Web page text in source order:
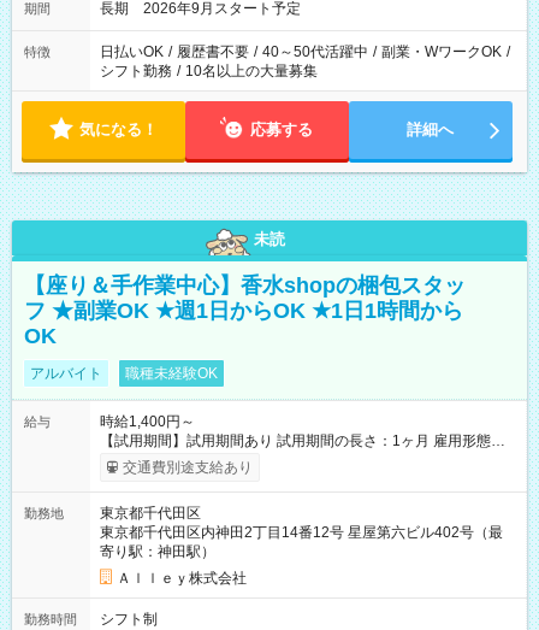
期間 長期 2026年9月スタート予定
特徴 日払いOK / 履歴書不要 / 40～50代活躍中 / 副業・WワークOK /
シフト勤務 / 10名以上の大量募集
気になる！ 応募する 詳細へ
未読
【座り＆手作業中心】香水shopの梱包スタッ
フ ★副業OK ★週1日からOK ★1日1時間から
OK
アルバイト 職種未経験OK
給与
時給1,400円～
【試用期間】試用期間あり 試用期間の長さ：1ヶ月 雇用形態、
給与は本採用時と同じです。
交通費別途支給あり
勤務地
東京都千代田区
東京都千代田区内神田2丁目14番12号 星屋第六ビル402号（最
寄り駅：神田駅）
Ａｌｌｅｙ株式会社
勤務時間 シフト制